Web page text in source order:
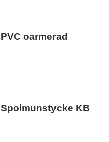
PVC oarmerad
Spolmunstycke KB